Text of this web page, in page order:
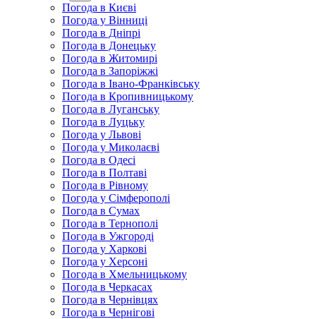
Погода в Києві
Погода у Вінниці
Погода в Дніпрі
Погода в Донецьку
Погода в Житомирі
Погода в Запоріжжі
Погода в Івано-Франківську
Погода в Кропивницькому
Погода в Луганську
Погода в Луцьку
Погода у Львові
Погода у Миколаєві
Погода в Одесі
Погода в Полтаві
Погода в Рівному
Погода у Сімферополі
Погода в Сумах
Погода в Тернополі
Погода в Ужгороді
Погода у Харкові
Погода у Херсоні
Погода в Хмельницькому
Погода в Черкасах
Погода в Чернівцях
Погода в Чернігові